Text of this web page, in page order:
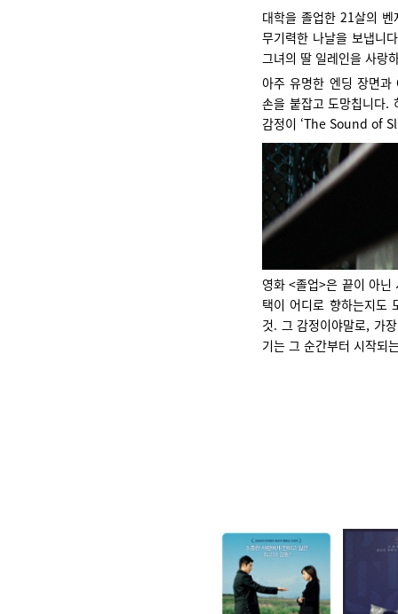
대학을 졸업한 21살의
무기력한 나날을 보냅니
그녀의 딸 일레인을 사랑
아주 유명한 엔딩 장면과
손을 붙잡고 도망칩니다.
감정이 ‘The Sound of
영화 <졸업>은 끝이 아닌
택이 어디로 향하는지도
것. 그 감정이야말로, 가
기는 그 순간부터 시작되